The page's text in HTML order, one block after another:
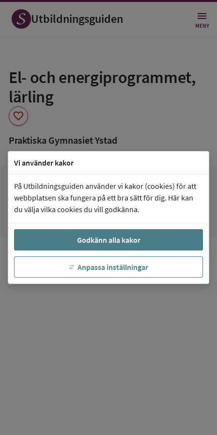
Vi använder kakor
På Utbildningsguiden använder vi kakor (cookies) för att
webbplatsen ska fungera på ett bra sätt för dig. Här kan
du välja vilka cookies du vill godkänna.
Godkänn alla kakor
Anpassa inställningar
Utbildningsguiden MENY
El- och energiprogrammet,
lärling
favorite
som
favorit
Praktiska Gymnasiet Ystad
Gå tillPraktiska Gymnasiet Ystadarrow_forward
Mina favoriterfavorite